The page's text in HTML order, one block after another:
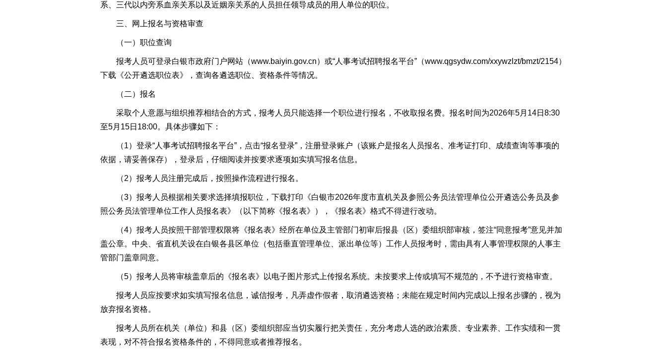
系、三代以内旁系血亲关系以及近姻亲关系的人员担任领导成员的用人单位的职位。
三、网上报名与资格审查
（一）职位查询
报考人员可登录白银市政府门户网站（www.baiyin.gov.cn）或“人事考试招聘报名平台”（www.qgsydw.com/xxywzlzt/bmzt/2154）
下载《公开遴选职位表》，查询各遴选职位、资格条件等情况。
（二）报名
采取个人意愿与组织推荐相结合的方式，报考人员只能选择一个职位进行报名，不收取报名费。报名时间为2026年5月14日8:30
至5月15日18:00。具体步骤如下：
（1）登录“人事考试招聘报名平台”，点击“报名登录”，注册登录账户（该账户是报名人员报名、准考证打印、成绩查询等事项的
依据，请妥善保存），登录后，仔细阅读并按要求逐项如实填写报名信息。
（2）报考人员注册完成后，按照操作流程进行报名。
（3）报考人员根据相关要求选择填报职位，下载打印《白银市2026年度市直机关及参照公务员法管理单位公开遴选公务员及参
照公务员法管理单位工作人员报名表》（以下简称《报名表》），《报名表》格式不得进行改动。
（4）报考人员按照干部管理权限将《报名表》经所在单位及主管部门初审后报县（区）委组织部审核，签注“同意报考”意见并加
盖公章。中央、省直机关设在白银各县区单位（包括垂直管理单位、派出单位等）工作人员报考时，需由具有人事管理权限的人事主
管部门盖章同意。
（5）报考人员将审核盖章后的《报名表》以电子图片形式上传报名系统。未按要求上传或填写不规范的，不予进行资格审查。
报考人员应按要求如实填写报名信息，诚信报考，凡弄虚作假者，取消遴选资格；未能在规定时间内完成以上报名步骤的，视为
放弃报名资格。
报考人员所在机关（单位）和县（区）委组织部应当切实履行把关责任，充分考虑人选的政治素质、专业素养、工作实绩和一贯
表现，对不符合报名资格条件的，不得同意或者推荐报名。